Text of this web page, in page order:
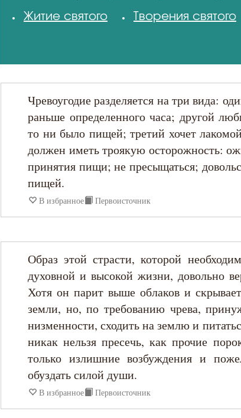
Авва Феона
Григорий Синаит
Ефрем Сирин
Игнатий Брянчанинов
Иоанн Златоуст
Иоанн Кассиан Римлянин
Иоанн Лествичник
Житие святого
Творения святого
Чревоугодие разделяется на три вида:
раньше определенного часа; другой
то ни было пищей; третий хочет
должен иметь троякую осторожность:
принятия пищи; не пресыщаться;
пищей.
В избранное Первоисточник
Образ этой страсти, которой
духовной и высокой жизни, довольно
Хотя он парит выше облаков и
земли, но, по требованию чрева,
низменности, сходить на землю и
никак нельзя пресечь, как прочие
только излишние возбуждения и
обуздать силой души.
В избранное Первоисточник